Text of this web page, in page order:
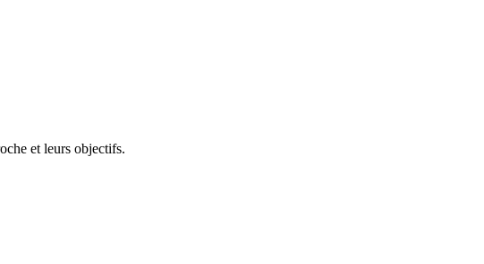
et leurs objectifs.